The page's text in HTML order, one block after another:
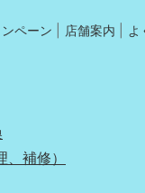
ペーン 店舗案内 よ
補修）